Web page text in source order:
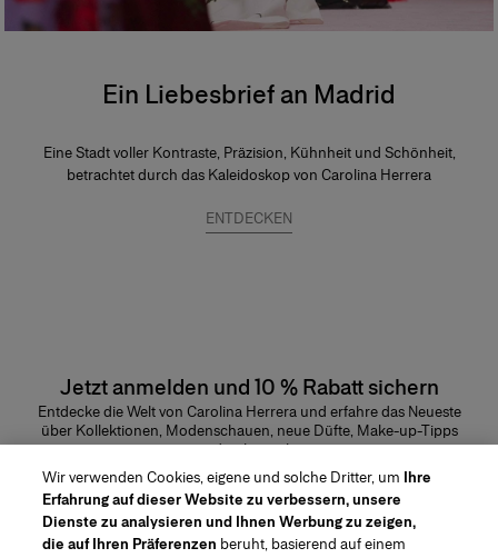
Ein Liebesbrief an Madrid
Eine Stadt voller Kontraste, Präzision, Kühnheit und Schönheit,
betrachtet durch das Kaleidoskop von Carolina Herrera
ENTDECKEN
Jetzt anmelden und 10 % Rabatt sichern
Entdecke die Welt von Carolina Herrera und erfahre das Neueste
über Kollektionen, Modenschauen, neue Düfte, Make-up-Tipps
und vieles mehr.
E-Mail-Adresse
Wir verwenden Cookies, eigene und solche Dritter, um Ihre
Erfahrung auf dieser Website zu verbessern, unsere
Dienste zu analysieren und Ihnen Werbung zu zeigen,
die auf Ihren Präferenzen beruht, basierend auf einem